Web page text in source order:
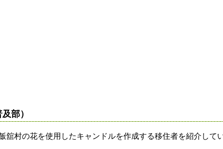
部）
村の花を使用したキャンドルを作成する移住者を紹介して